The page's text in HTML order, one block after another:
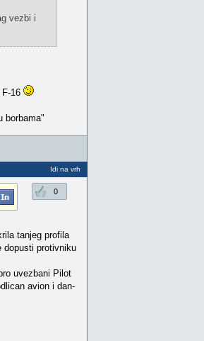
vezbi i
16
borbama"
Idi na vrh
0
tanjeg profila
dopusti protivniku
uvezbani Pilot
avion i dan-